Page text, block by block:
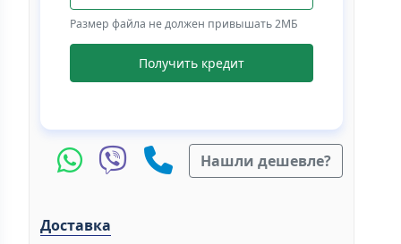
Размер файла не должен привышать 2МБ
Получить кредит
Нашли дешевле?
Доставка